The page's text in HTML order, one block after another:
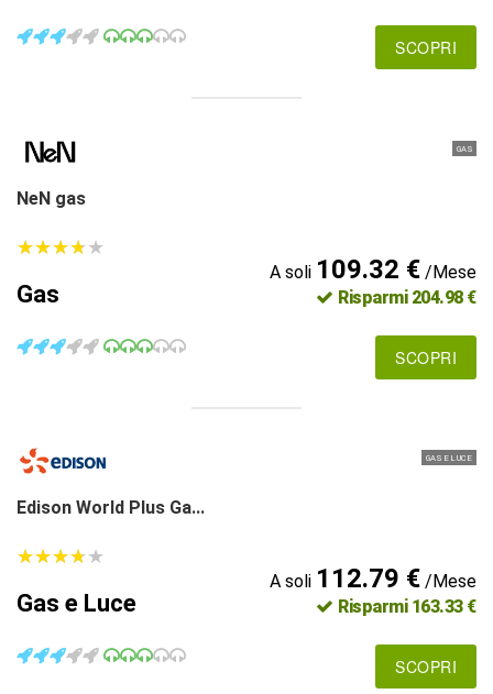
SCOPRI
GAS
NeN gas
★★★★★
★★★★★
Gas
A soli 109.32 €/Mese
Risparmi 204.98 €
SCOPRI
GAS E LUCE
Edison World Plus Ga...
★★★★★
★★★★★
Gas e Luce
A soli 112.79 €/Mese
Risparmi 163.33 €
SCOPRI